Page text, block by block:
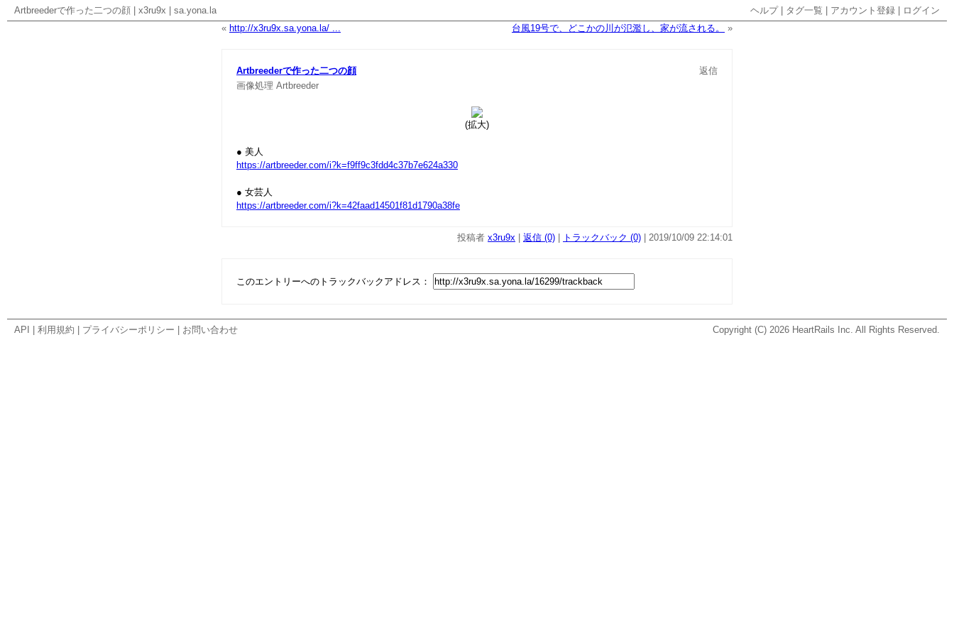
Artbreederで作った二つの顔 x3ru9x sa.yona.la ヘルプ| タグ一覧 アカウント登録
ログイン
« http://x3ru9x.sa.yona.la/ ... 台風19号で、どこかの川が氾濫し、家が流される。 »
Artbreederで作った二つの顔
返信
画像処理 Artbreeder
(拡大)
● 美人
https://artbreeder.com/i?k=f9ff9c3fdd4c37b7e624a330
● 女芸人
https://artbreeder.com/i?k=42faad14501f81d1790a38fe
投稿者 x3ru9x 返信 (0) トラックバック (0) | 2019/10/09 22:14:01
このエントリーへのトラックバックアドレス：
API 利用規約 プライバシーポリシー お問い合わせ Copyright (C) 2026 HeartRails Inc. All Rights Reserved.